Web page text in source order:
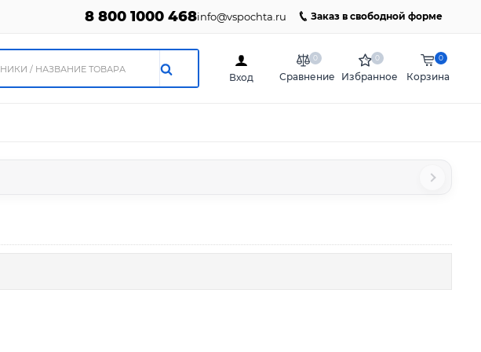
8 800 1000 468info@vspochta.ru Заказ в свободной форме
Вход Сравнение
0
Избранное
0
Корзина
0